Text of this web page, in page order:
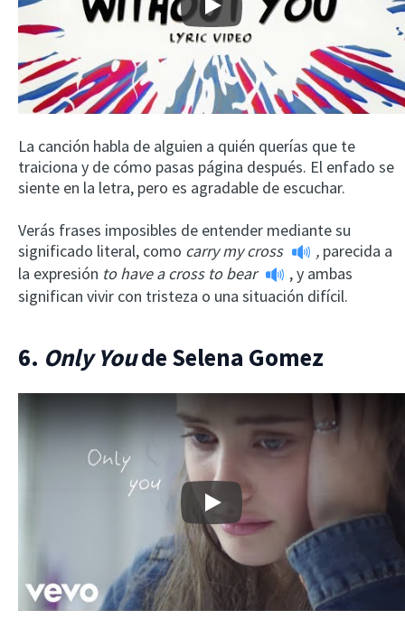
Play
La canción habla de alguien a quién querías que te
traiciona y de cómo pasas página después. El enfado se
siente en la letra, pero es agradable de escuchar.
Verás frases imposibles de entender mediante su
significado literal, como carry my cross , parecida a
la expresión to have a cross to bear
, y ambas
significan vivir con tristeza o una situación difícil.
6. Only Youde Selena Gomez
Play